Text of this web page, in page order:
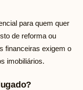
para quem quer
de reforma ou
financeiras exigem o
imobiliários.